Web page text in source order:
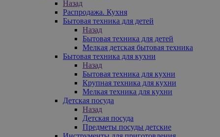
Назад
Распродажа. Кухня
Бытовая техника для детей
Назад
Бытовая техника для детей
Мелкая детская бытовая техника
Бытовая техника для кухни
Назад
Бытовая техника для кухни
Крупная техника для кухни
Мелкая техника для кухни
Детская посуда
Назад
Детская посуда
Предметы посуды детские